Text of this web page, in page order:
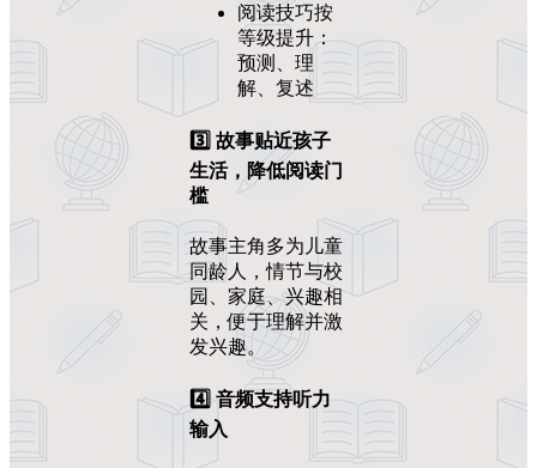
阅读技巧按
等级提升：
预测、理
解、复述
3️⃣ 故事贴近孩子
生活，降低阅读门
槛
故事主角多为儿童
同龄人，情节与校
园、家庭、兴趣相
关，便于理解并激
发兴趣。
4️⃣ 音频支持听力
输入